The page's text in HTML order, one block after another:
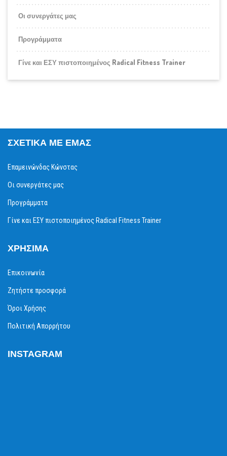
Οι συνεργάτες μας
Προγράμματα
Γίνε και ΕΣΥ πιστοποιημένος Radical Fitness Trainer
ΣΧΕΤΙΚΆ ΜΕ ΕΜΆΣ
Επαμεινώνδας Κώνστας
Οι συνεργάτες μας
Προγράμματα
Γίνε και ΕΣΥ πιστοποιημένος Radical Fitness Trainer
ΧΡΉΣΙΜΑ
Επικοινωνία
Ζητήστε προσφορά
Όροι Χρήσης
Πολιτική Απορρήτου
INSTAGRAM